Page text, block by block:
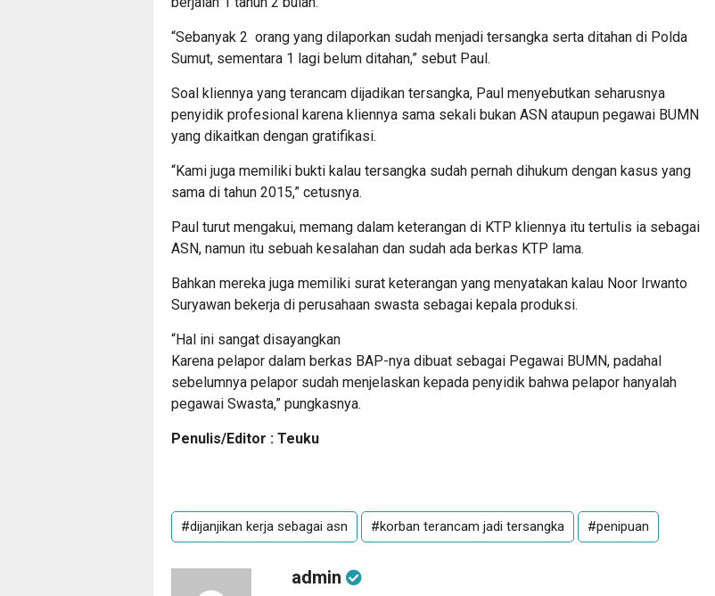
“Sebanyak 2 orang yang dilaporkan sudah menjadi tersangka serta ditahan di Polda
Sumut, sementara 1 lagi belum ditahan,” sebut Paul.
Soal kliennya yang terancam dijadikan tersangka, Paul menyebutkan seharusnya
penyidik profesional karena kliennya sama sekali bukan ASN ataupun pegawai BUMN
yang dikaitkan dengan gratifikasi.
“Kami juga memiliki bukti kalau tersangka sudah pernah dihukum dengan kasus yang
sama di tahun 2015,” cetusnya.
Paul turut mengakui, memang dalam keterangan di KTP kliennya itu tertulis ia sebagai
ASN, namun itu sebuah kesalahan dan sudah ada berkas KTP lama.
Bahkan mereka juga memiliki surat keterangan yang menyatakan kalau Noor Irwanto
Suryawan bekerja di perusahaan swasta sebagai kepala produksi.
“Hal ini sangat disayangkan
Karena pelapor dalam berkas BAP-nya dibuat sebagai Pegawai BUMN, padahal
sebelumnya pelapor sudah menjelaskan kepada penyidik bahwa pelapor hanyalah
pegawai Swasta,” pungkasnya.
Penulis/Editor : Teuku
#dijanjikan kerja sebagai asn #korban terancam jadi tersangka #penipuan
admin